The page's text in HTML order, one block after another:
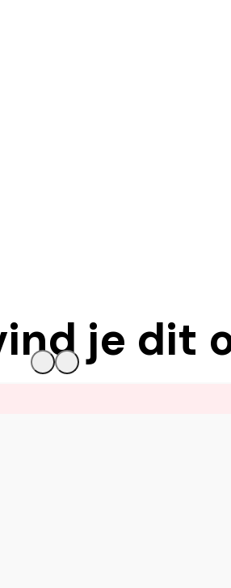
je dit